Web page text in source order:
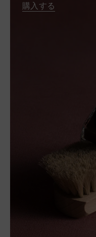
購入する